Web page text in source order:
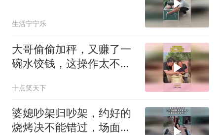
生活宁宁乐
大哥偷偷加秤，又赚了一
碗水饺钱，这操作太不地
十点笑天下
婆媳吵架归吵架，约好的
烧烤决不能错过，场面实